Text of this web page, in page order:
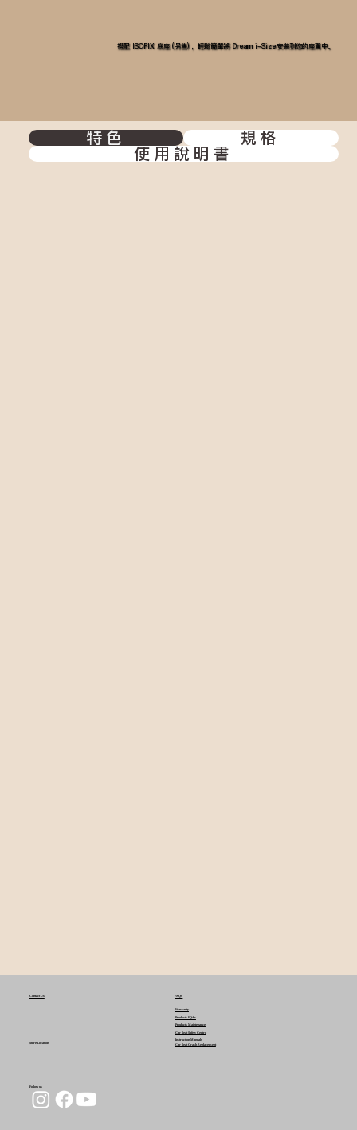
搭配 ISOFIX 底座 (另售) ，輕鬆簡單將 Dream i-Size安裝到您的座駕中。
特色 規格
使用說明書
Contact Us
Store Location
FAQs
Warranty
Products FQAs
Products Maintenance
Car Seat Safety Centre
Instruction Manuals
Car Seat Crash Replacement
Follow us